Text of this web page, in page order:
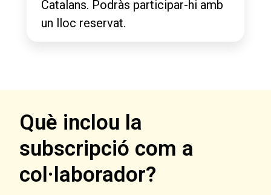
Catalans. Podràs participar-hi amb
un lloc reservat.
Què inclou la
subscripció com a
col·laborador?